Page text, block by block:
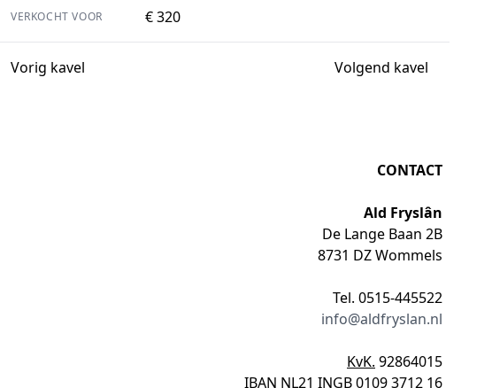
VERKOCHT VOOR € 320
Vorig kavel Volgend kavel
CONTACT
Ald Fryslân
De Lange Baan 2B
8731 DZ Wommels
Tel. 0515-445522
info@aldfryslan.nl
KvK. 92864015
IBAN NL21 INGB 0109 3712 16